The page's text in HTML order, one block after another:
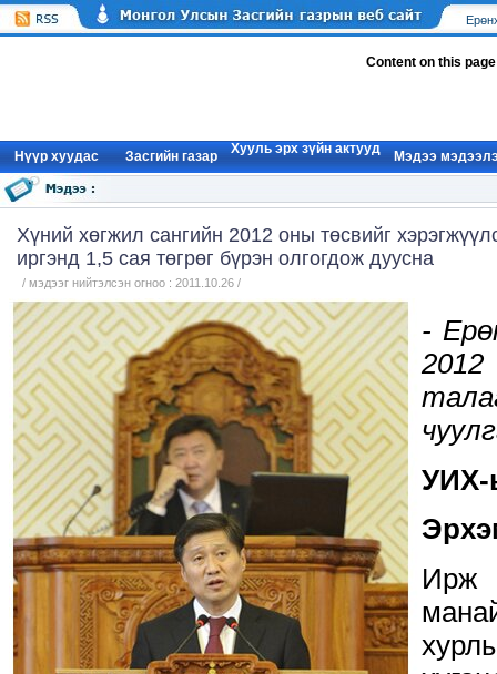
Content on this
Нүүр xуудас Засгийн газар Хууль эрх зүйн актууд Мэдээ
Хүний хөгжил сангийн 2012 оны төсвийг
иргэнд 1,5 сая төгрөг бүрэн олгогдож дуусна
/ мэдээг нийтэлсэн огноо : 2011.10.26 /
-
УИХ-
Ирж